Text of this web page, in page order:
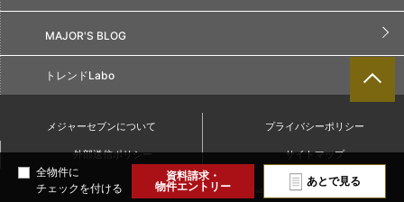
全物件に
チェックを付ける
資料請求・
物件エントリー
あとで見る
MAJOR'S BLOG
トレンドLabo
メジャーセブンについて プライバシーポリシー
外部送信ポリシー サイトマップ
Copyright(C) Major7. All Rights Reserved.